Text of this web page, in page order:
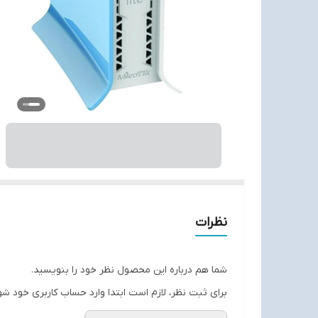
نظرات
شما هم درباره این محصول نظر خود را بنویسید.
برای ثبت نظر، لازم است ابتدا وارد حساب کاربری خود